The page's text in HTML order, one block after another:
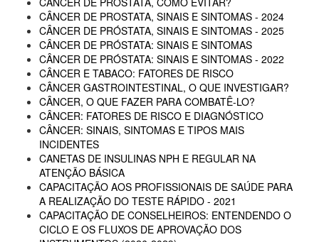
CÂNCER DE PROSTATA, SINAIS E SINTOMAS - 2024
CÂNCER DE PRÓSTATA, SINAIS E SINTOMAS - 2025
CÂNCER DE PRÓSTATA: SINAIS E SINTOMAS
CÂNCER DE PRÓSTATA: SINAIS E SINTOMAS - 2022
CÂNCER E TABACO: FATORES DE RISCO
CÂNCER GASTROINTESTINAL, O QUE INVESTIGAR?
CÂNCER, O QUE FAZER PARA COMBATÊ-LO?
CÂNCER: FATORES DE RISCO E DIAGNÓSTICO
CÂNCER: SINAIS, SINTOMAS E TIPOS MAIS
INCIDENTES
CANETAS DE INSULINAS NPH E REGULAR NA
ATENÇÃO BÁSICA
CAPACITAÇÃO AOS PROFISSIONAIS DE SAÚDE PARA
A REALIZAÇÃO DO TESTE RÁPIDO - 2021
CAPACITAÇÃO DE CONSELHEIROS: ENTENDENDO O
CICLO E OS FLUXOS DE APROVAÇÃO DOS